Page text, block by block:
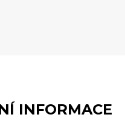
INFORMACE